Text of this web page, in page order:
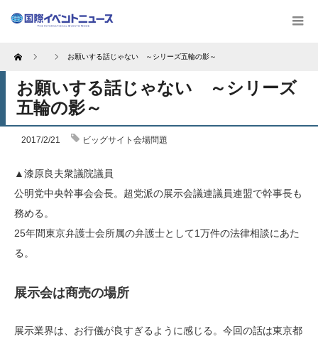
Home お願いする話じゃない ～シリーズ五輪の影～
お願いする話じゃない ～シリーズ
五輪の影～
2017/2/21 ビッグサイト会場問題
▲漆原良夫衆議院議員
公明党中央幹事会会長。超党派の展示会議連議員連盟で幹事長も
務める。
25年間東京弁護士会所属の弁護士として1万件の法律相談にあた
る。
展示会は商売の場所
展示業界は、お行儀が良すぎるように感じる。今回の話は東京都